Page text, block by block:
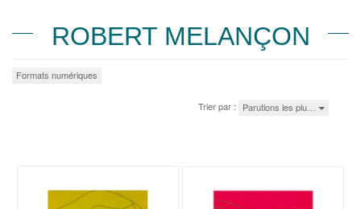
ROBERT MELANÇON
Formats numériques
Trier par : Parutions les plu…